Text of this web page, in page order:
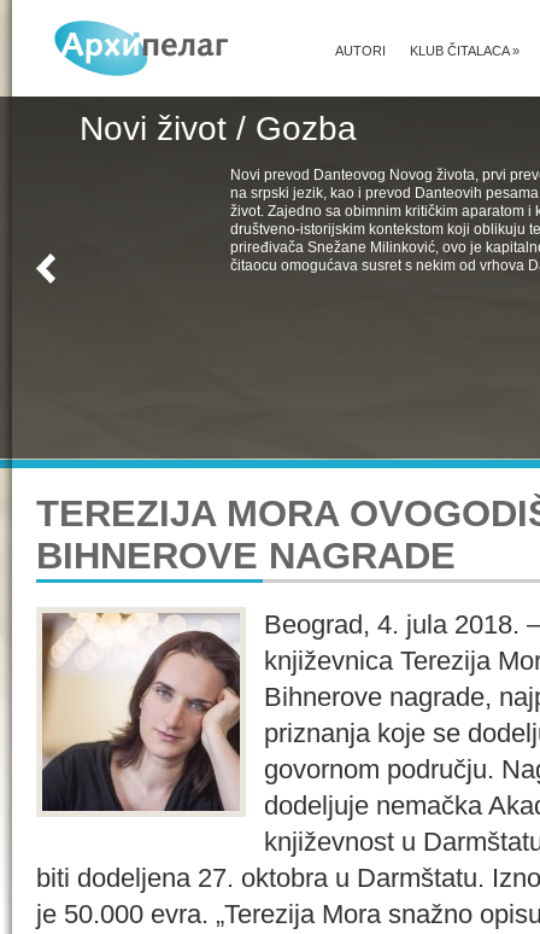
KLUB ČITALACA»
AUTORI
Novi život / Gozba
Novi prevod Danteovog Novog života, prvi
na srpski jezik, kao i prevod Danteovih
život. Zajedno sa obimnim kritičkim aparatom i
društveno-istorijskim kontekstom koji oblikuju
priređivača Snežane Milinković, ovo je
čitaocu omogućava susret s nekim od vrhova
TEREZIJA MORA
BIHNEROVE NAGRADE
Beograd, 4. jula 2018.
književnica Terezija
Bihnerove nagrade,
priznanja koje se
govornom području.
dodeljuje nemačka
književnost u
biti dodeljena 27. oktobra u Darmštatu.
je 50.000 evra. „Terezija Mora snažno